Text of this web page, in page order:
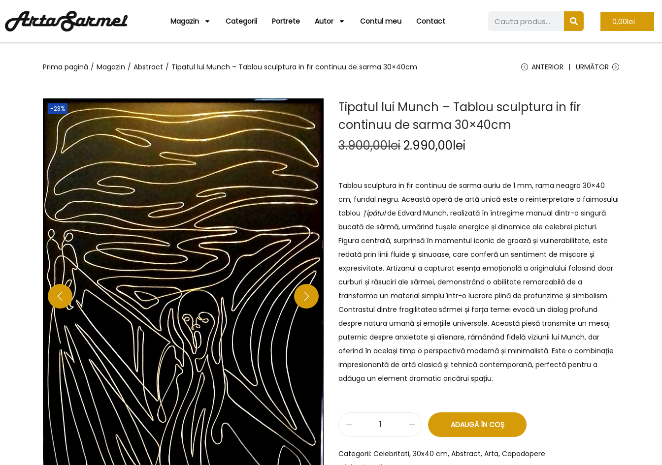
Magazin Categorii Portrete Autor Contul meu Contact 0,00lei
Prima pagină / Magazin / Abstract / Tipatul lui Munch – Tablou sculptura in fir continuu de sarma 30×40cm ANTERIOR URMĂTOR
-23%
Tipatul lui Munch – Tablou sculptura in fir
continuu de sarma 30×40cm
3.900,00lei 2.990,00lei
Tablou sculptura in fir continuu de sarma auriu de 1 mm, rama neagra 30×40
cm, fundal negru. Această operă de artă unică este o reinterpretare a faimosului
tablou Țipătulde Edvard Munch, realizată în întregime manual dintr-o singură
bucată de sârmă, urmărind tușele energice și dinamice ale celebrei picturi.
Figura centrală, surprinsă în momentul iconic de groază și vulnerabilitate, este
redată prin linii fluide și sinuoase, care conferă un sentiment de mișcare și
expresivitate. Artizanul a capturat esența emoțională a originalului folosind doar
curburi și răsuciri ale sârmei, demonstrând o abilitate remarcabilă de a
transforma un material simplu într-o lucrare plină de profunzime și simbolism.
Contrastul dintre fragilitatea sârmei și forța temei evocă un dialog profund
despre natura umană și emoțiile universale. Această piesă transmite un mesaj
puternic despre anxietate și alienare, rămânând fidelă viziunii lui Munch, dar
oferind în același timp o perspectivă modernă și minimalistă. Este o combinație
impresionantă de artă clasică și tehnică contemporană, perfectă pentru a
adăuga un element dramatic oricărui spațiu.
ADAUGĂ ÎN COȘ
Categorii: Celebritati, 30x40 cm, Abstract, Arta, Capodopere